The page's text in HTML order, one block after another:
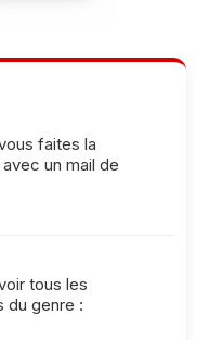
faites la
un mail de
tous les
du genre :